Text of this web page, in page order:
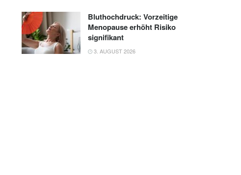
Bluthochdruck: Vorzeitige
Menopause erhöht Risiko
signifikant
3. AUGUST 2026